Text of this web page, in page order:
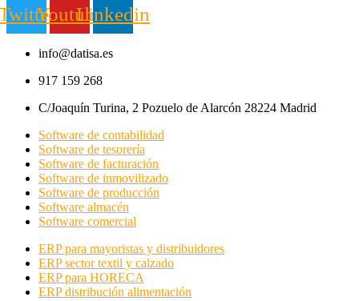
YoutubeLinkedin
info@datisa.es
917 159 268
C/Joaquín Turina, 2 Pozuelo de Alarcón 28224 Madrid
Software de contabilidad
Software de tesorería
Software de facturación
Software de inmovilizado
Software de producción
Software almacén
Software comercial
ERP para mayoristas y distribuidores
ERP sector textil y calzado
ERP para HORECA
ERP distribución alimentación